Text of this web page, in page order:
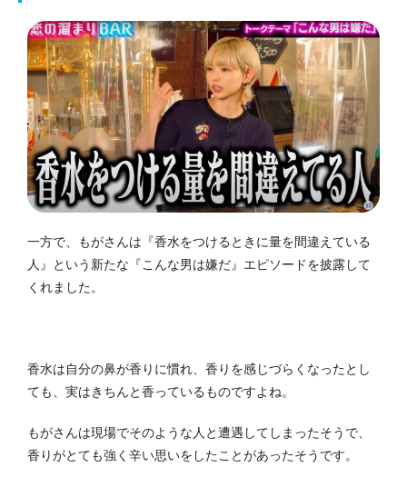
一方で、もがさんは『香水をつけるときに量を間違えている
人』という新たな『こんな男は嫌だ』エピソードを披露して
くれました。
香水は自分の鼻が香りに慣れ、香りを感じづらくなったとし
ても、実はきちんと香っているものですよね。
もがさんは現場でそのような人と遭遇してしまったそうで、
香りがとても強く辛い思いをしたことがあったそうです。